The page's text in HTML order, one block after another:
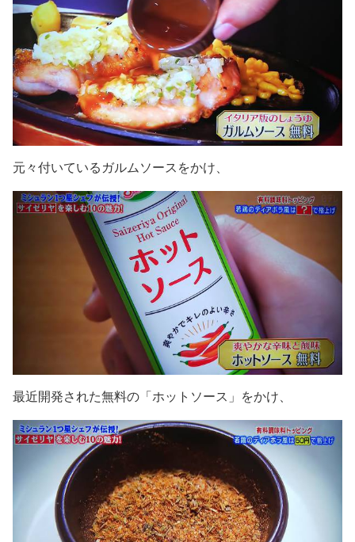
元々付いているガルムソースをかけ、
最近開発された無料の「ホットソース」をかけ、